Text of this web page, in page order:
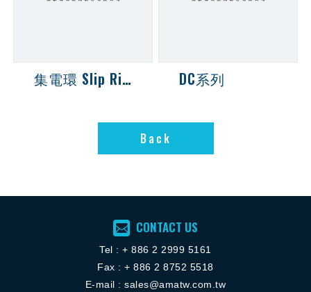
集電環 Slip Ring DC系列
Back
CONTACT US
Tel : + 886 2 2999 5161
Fax : + 886 2 8752 5518
E-mail :sales@amatw.com.tw